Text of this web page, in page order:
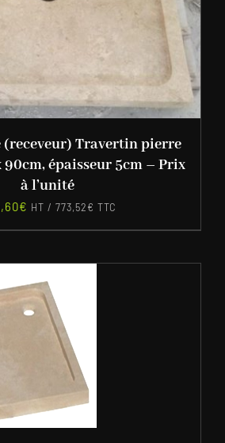
(receveur) Travertin pierre
épaisseur 5cm – Prix
à l’unité
€ HT / 773,52€ TTC